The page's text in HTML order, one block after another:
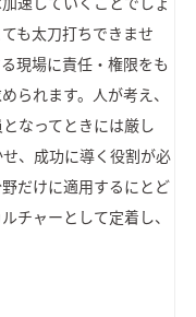
も太刀打ちできませ
現場に責任・権限をも
られます。人が考え、
なってときには厳し
、成功に導く役割が必
だけに適用するにとど
チャーとして定着し、